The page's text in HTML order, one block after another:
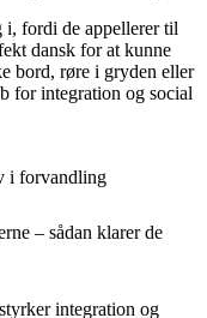
i, fordi de appellerer til
dansk for at kunne
bord, røre i gryden eller
for integration og social
i forvandling
– sådan klarer de
integration og